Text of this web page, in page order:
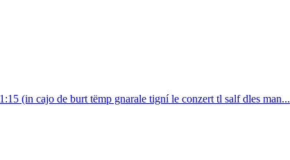
(in cajo de burt tëmp gnarale tigní le conzert tl salf dles man...